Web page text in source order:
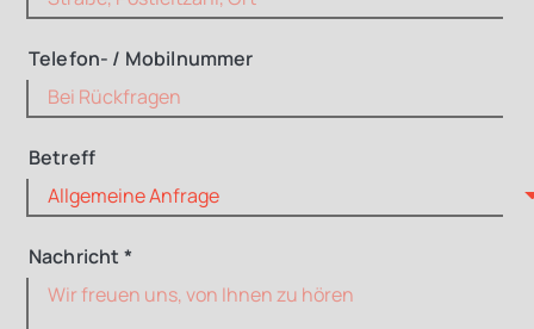
Telefon- / Mobilnummer
Betreff
Nachricht *